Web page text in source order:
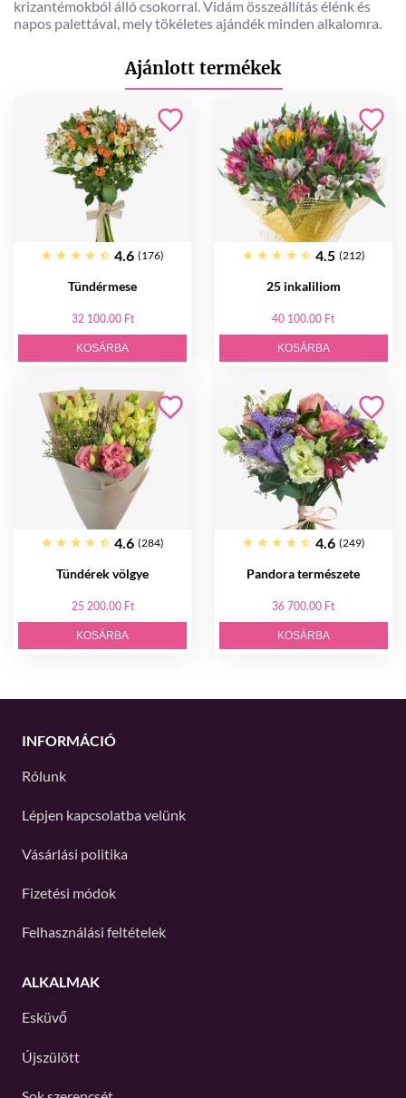
krizantémokból álló csokorral. Vidám összeállítás élénk és
napos palettával, mely tökéletes ajándék minden alkalomra.
Ajánlott termékek
4.6 (176)
Tündérmese
32 100.00 Ft
KOSÁRBA
4.5 (212)
25 inkaliliom
40 100.00 Ft
KOSÁRBA
4.6 (284)
Tündérek völgye
25 200.00 Ft
KOSÁRBA
4.6 (249)
Pandora természete
36 700.00 Ft
KOSÁRBA
INFORMÁCIÓ
Rólunk
Lépjen kapcsolatba velünk
Vásárlási politika
Fizetési módok
Felhasználási feltételek
ALKALMAK
Esküvő
Újszülött